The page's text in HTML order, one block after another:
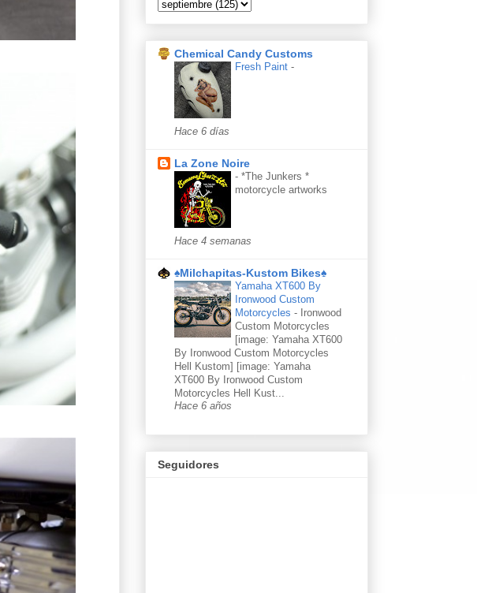
Chemical Candy Customs
Fresh Paint -
Hace 6 días
La Zone Noire
- *The Junkers *
motorcycle artworks
Hace 4 semanas
♠Milchapitas-Kustom Bikes♠
Yamaha XT600 By
Ironwood Custom
Motorcycles - Ironwood
Custom Motorcycles
[image: Yamaha XT600
By Ironwood Custom Motorcycles
Hell Kustom] [image: Yamaha
XT600 By Ironwood Custom
Motorcycles Hell Kust...
Hace 6 años
Seguidores